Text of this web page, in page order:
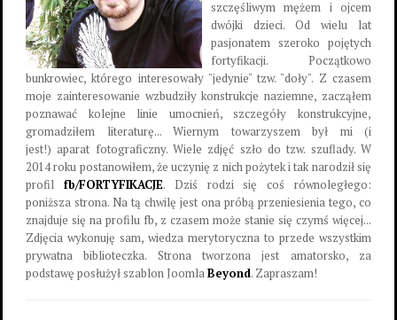
szczęśliwym mężem i ojcem
dwójki dzieci. Od wielu lat
pasjonatem szeroko pojętych
fortyfikacji. Początkowo
bunkrowiec, którego interesowały "jedynie" tzw. "doły". Z czasem
moje zainteresowanie wzbudziły konstrukcje naziemne, zacząłem
poznawać kolejne linie umocnień, szczegóły konstrukcyjne,
gromadziłem literaturę... Wiernym towarzyszem był mi (i
jest!) aparat fotograficzny. Wiele zdjęć szło do tzw. szuflady. W
2014 roku postanowiłem, że uczynię z nich pożytek i tak narodził się
profil fb/FORTYFIKACJE. Dziś rodzi się coś równoległego:
poniższa strona. Na tą chwilę jest ona próbą przeniesienia tego, co
znajduje się na profilu fb, z czasem może stanie się czymś więcej...
Zdjęcia wykonuję sam, wiedza merytoryczna to przede wszystkim
prywatna biblioteczka. Strona tworzona jest amatorsko, za
podstawę posłużył szablon JoomlaBeyond. Zapraszam!